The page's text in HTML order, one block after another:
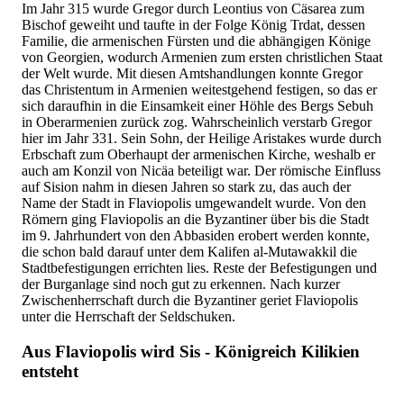
Im Jahr 315 wurde Gregor durch Leontius von Cäsarea zum
Bischof geweiht und taufte in der Folge König Trdat, dessen
Familie, die armenischen Fürsten und die abhängigen Könige
von Georgien, wodurch Armenien zum ersten christlichen Staat
der Welt wurde. Mit diesen Amtshandlungen konnte Gregor
das Christentum in Armenien weitestgehend festigen, so das er
sich daraufhin in die Einsamkeit einer Höhle des Bergs Sebuh
in Oberarmenien zurück zog. Wahrscheinlich verstarb Gregor
hier im Jahr 331. Sein Sohn, der Heilige Aristakes wurde durch
Erbschaft zum Oberhaupt der armenischen Kirche, weshalb er
auch am Konzil von Nicäa beteiligt war. Der römische Einfluss
auf Sision nahm in diesen Jahren so stark zu, das auch der
Name der Stadt in Flaviopolis umgewandelt wurde. Von den
Römern ging Flaviopolis an die Byzantiner über bis die Stadt
im 9. Jahrhundert von den Abbasiden erobert werden konnte,
die schon bald darauf unter dem Kalifen al-Mutawakkil die
Stadtbefestigungen errichten lies. Reste der Befestigungen und
der Burganlage sind noch gut zu erkennen. Nach kurzer
Zwischenherrschaft durch die Byzantiner geriet Flaviopolis
unter die Herrschaft der Seldschuken.
Aus Flaviopolis wird Sis - Königreich Kilikien
entsteht